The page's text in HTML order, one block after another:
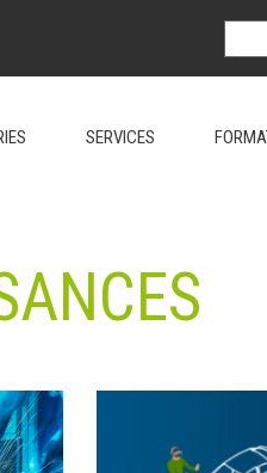
SERVICES